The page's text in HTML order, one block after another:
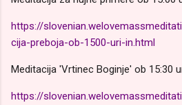
https://
cija-preboja-ob-1500-uri-in.html
Meditacija 'Vrtinec Boginje' ob 15:30
https://